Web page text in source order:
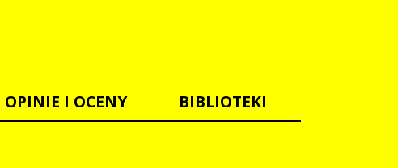
OPINIE I OCENY BIBLIOTEKI